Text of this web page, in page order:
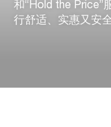
和“Hold the Price”
行舒适、实惠又安全